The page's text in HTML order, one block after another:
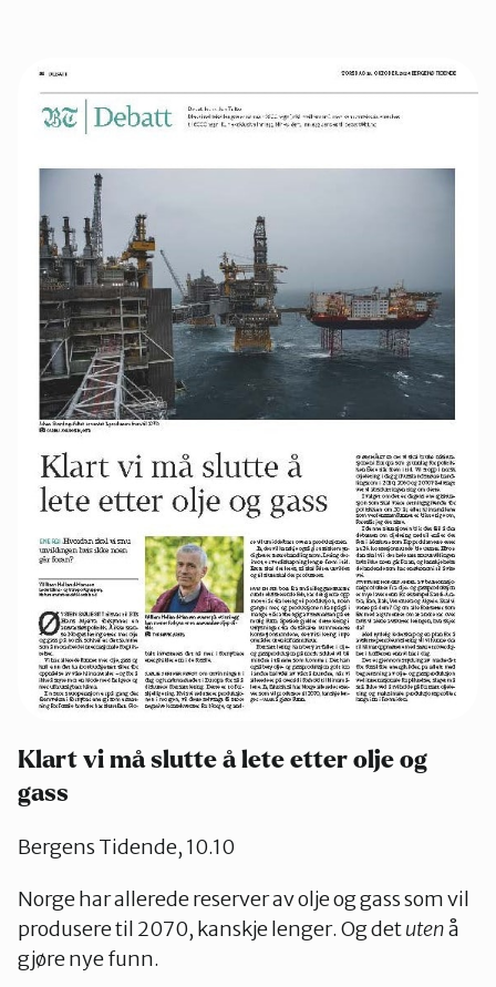
Klart vi må slutte å lete etter olje og
gass
Bergens Tidende, 10.10
Norge har allerede reserver av olje og gass som vil
produsere til 2070, kanskje lenger. Og detutenå
gjøre nye funn.